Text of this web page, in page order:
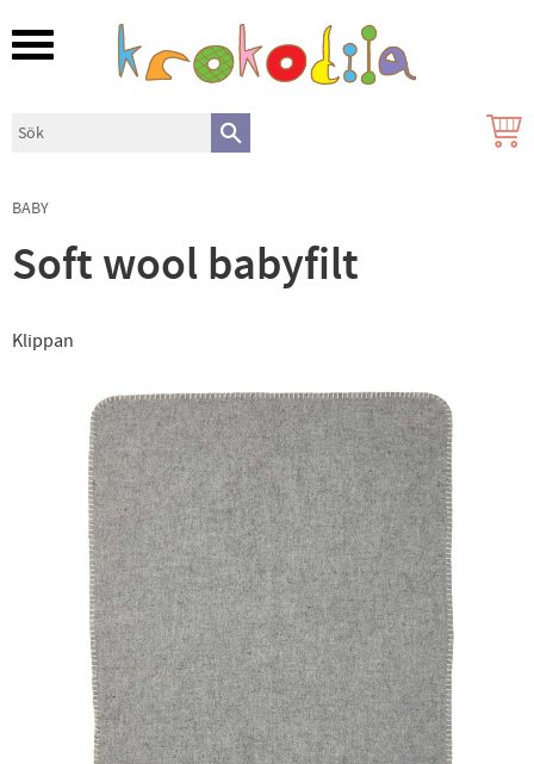
Meny
BABY
Soft wool babyfilt
Klippan